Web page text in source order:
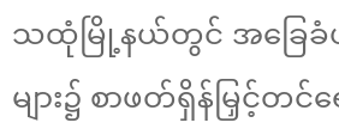
သထုံမြို့နယ်တွင် အခြေခံပ
များ၌ စာဖတ်ရှိန်မြှင့်တင်ရ